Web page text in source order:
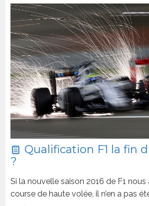
Qualification F1 la fin
?
Si la nouvelle saison 2016 de F1
course de haute volée, il n’en a pas